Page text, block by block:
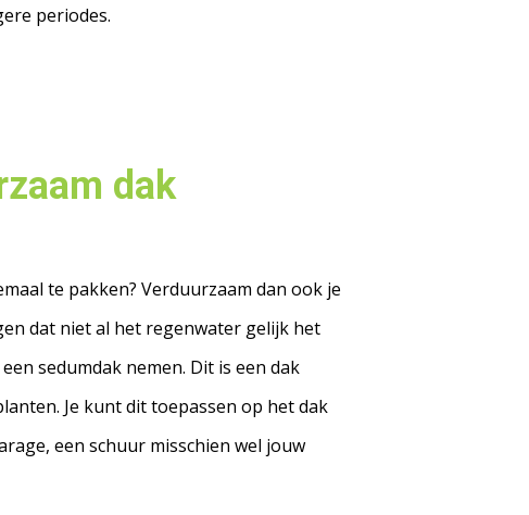
periodes.
dak
te pakken? Verduurzaam dan ook je
dat niet al het regenwater gelijk het
sedumdak nemen. Dit is een dak
Je kunt dit toepassen op het dak
een schuur misschien wel jouw